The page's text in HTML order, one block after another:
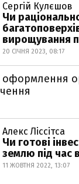
Сергій Кулєшов
Чи
вирощування
20 СІЧНЯ 2023, 08:17
оформлення
Алекс Ліссітса
Чи готові
землю під час
11 ЖОВТНЯ 2022, 13:07